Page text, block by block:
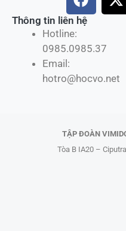
Hotline:
0985.0985.37
Email:
hotro@hocvo.net
a
c
b
o
-
t
Thông tin liên hệ
TẬP ĐOÀN
Tòa B IA20 –